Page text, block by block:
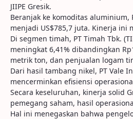
JIIPE Gresik.
Beranjak ke komoditas
menjadi US$785,7 juta. Kinerja
Di segmen timah, PT Timah Tbk.
meningkat 6,41% dibandingkan
metrik ton, dan penjualan logam
Dari hasil tambang nikel, PT Vale
mencerminkan efisiensi
Secara keseluruhan, kinerja solid
pemegang saham, hasil
Hal ini menegaskan bahwa